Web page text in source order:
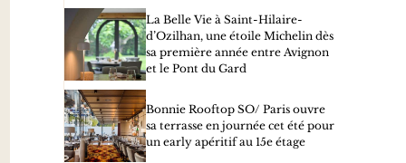
La Belle Vie à Saint-Hilaire-
d’Ozilhan, une étoile Michelin dès
sa première année entre Avignon
et le Pont du Gard
Bonnie Rooftop SO/ Paris ouvre
sa terrasse en journée cet été pour
un early apéritif au 15e étage